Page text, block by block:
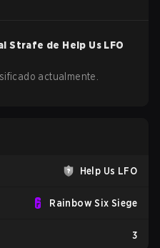
Strafe de Help Us LFO
actualmente.
Help Us LFO
Rainbow Six Siege
3